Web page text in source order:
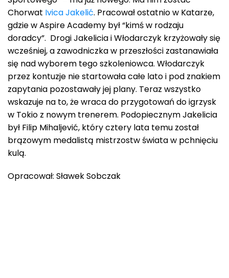
Chorwat Ivica Jakelić. Pracował ostatnio w Katarze,
gdzie w Aspire Academy był “kimś w rodzaju
doradcy”. Drogi Jakelicia i Włodarczyk krzyżowały się
wcześniej, a zawodniczka w przeszłości zastanawiała
się nad wyborem tego szkoleniowca. Włodarczyk
przez kontuzje nie startowała całe lato i pod znakiem
zapytania pozostawały jej plany. Teraz wszystko
wskazuje na to, że wraca do przygotowań do igrzysk
w Tokio z nowym trenerem. Podopiecznym Jakelicia
był Filip Mihaljević, który cztery lata temu został
brązowym medalistą mistrzostw świata w pchnięciu
kulą.
Opracował: Sławek Sobczak